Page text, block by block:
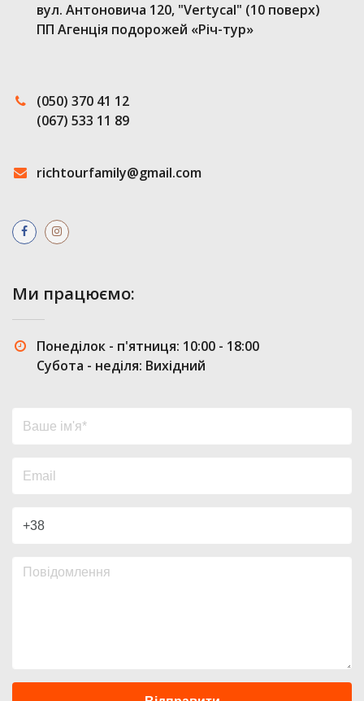
вул. Антоновича 120, "Vertycal" (10 поверх)
ПП Агенція подорожей «Річ-тур»
(050) 370 41 12
(067) 533 11 89
richtourfamily@gmail.com
Ми працюємо:
Понеділок - п'ятниця: 10:00 - 18:00
Субота - неділя: Вихідний